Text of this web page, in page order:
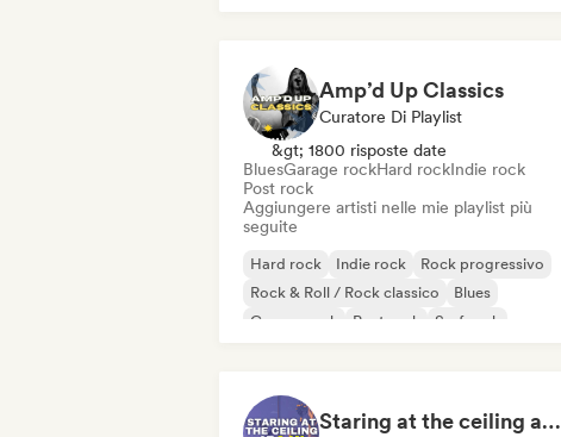
Amp’d Up Classics
Curatore Di Playlist
&gt; 1800 risposte date
BluesGarage rockHard rockIndie rock
Post rock
Aggiungere artisti nelle mie playlist più
seguite
Hard rock Indie rock
Rock progressivo
Rock & Roll / Rock classico
Blues
Garage rock
Post rock Surf rock
Staring at the ceiling at 2am